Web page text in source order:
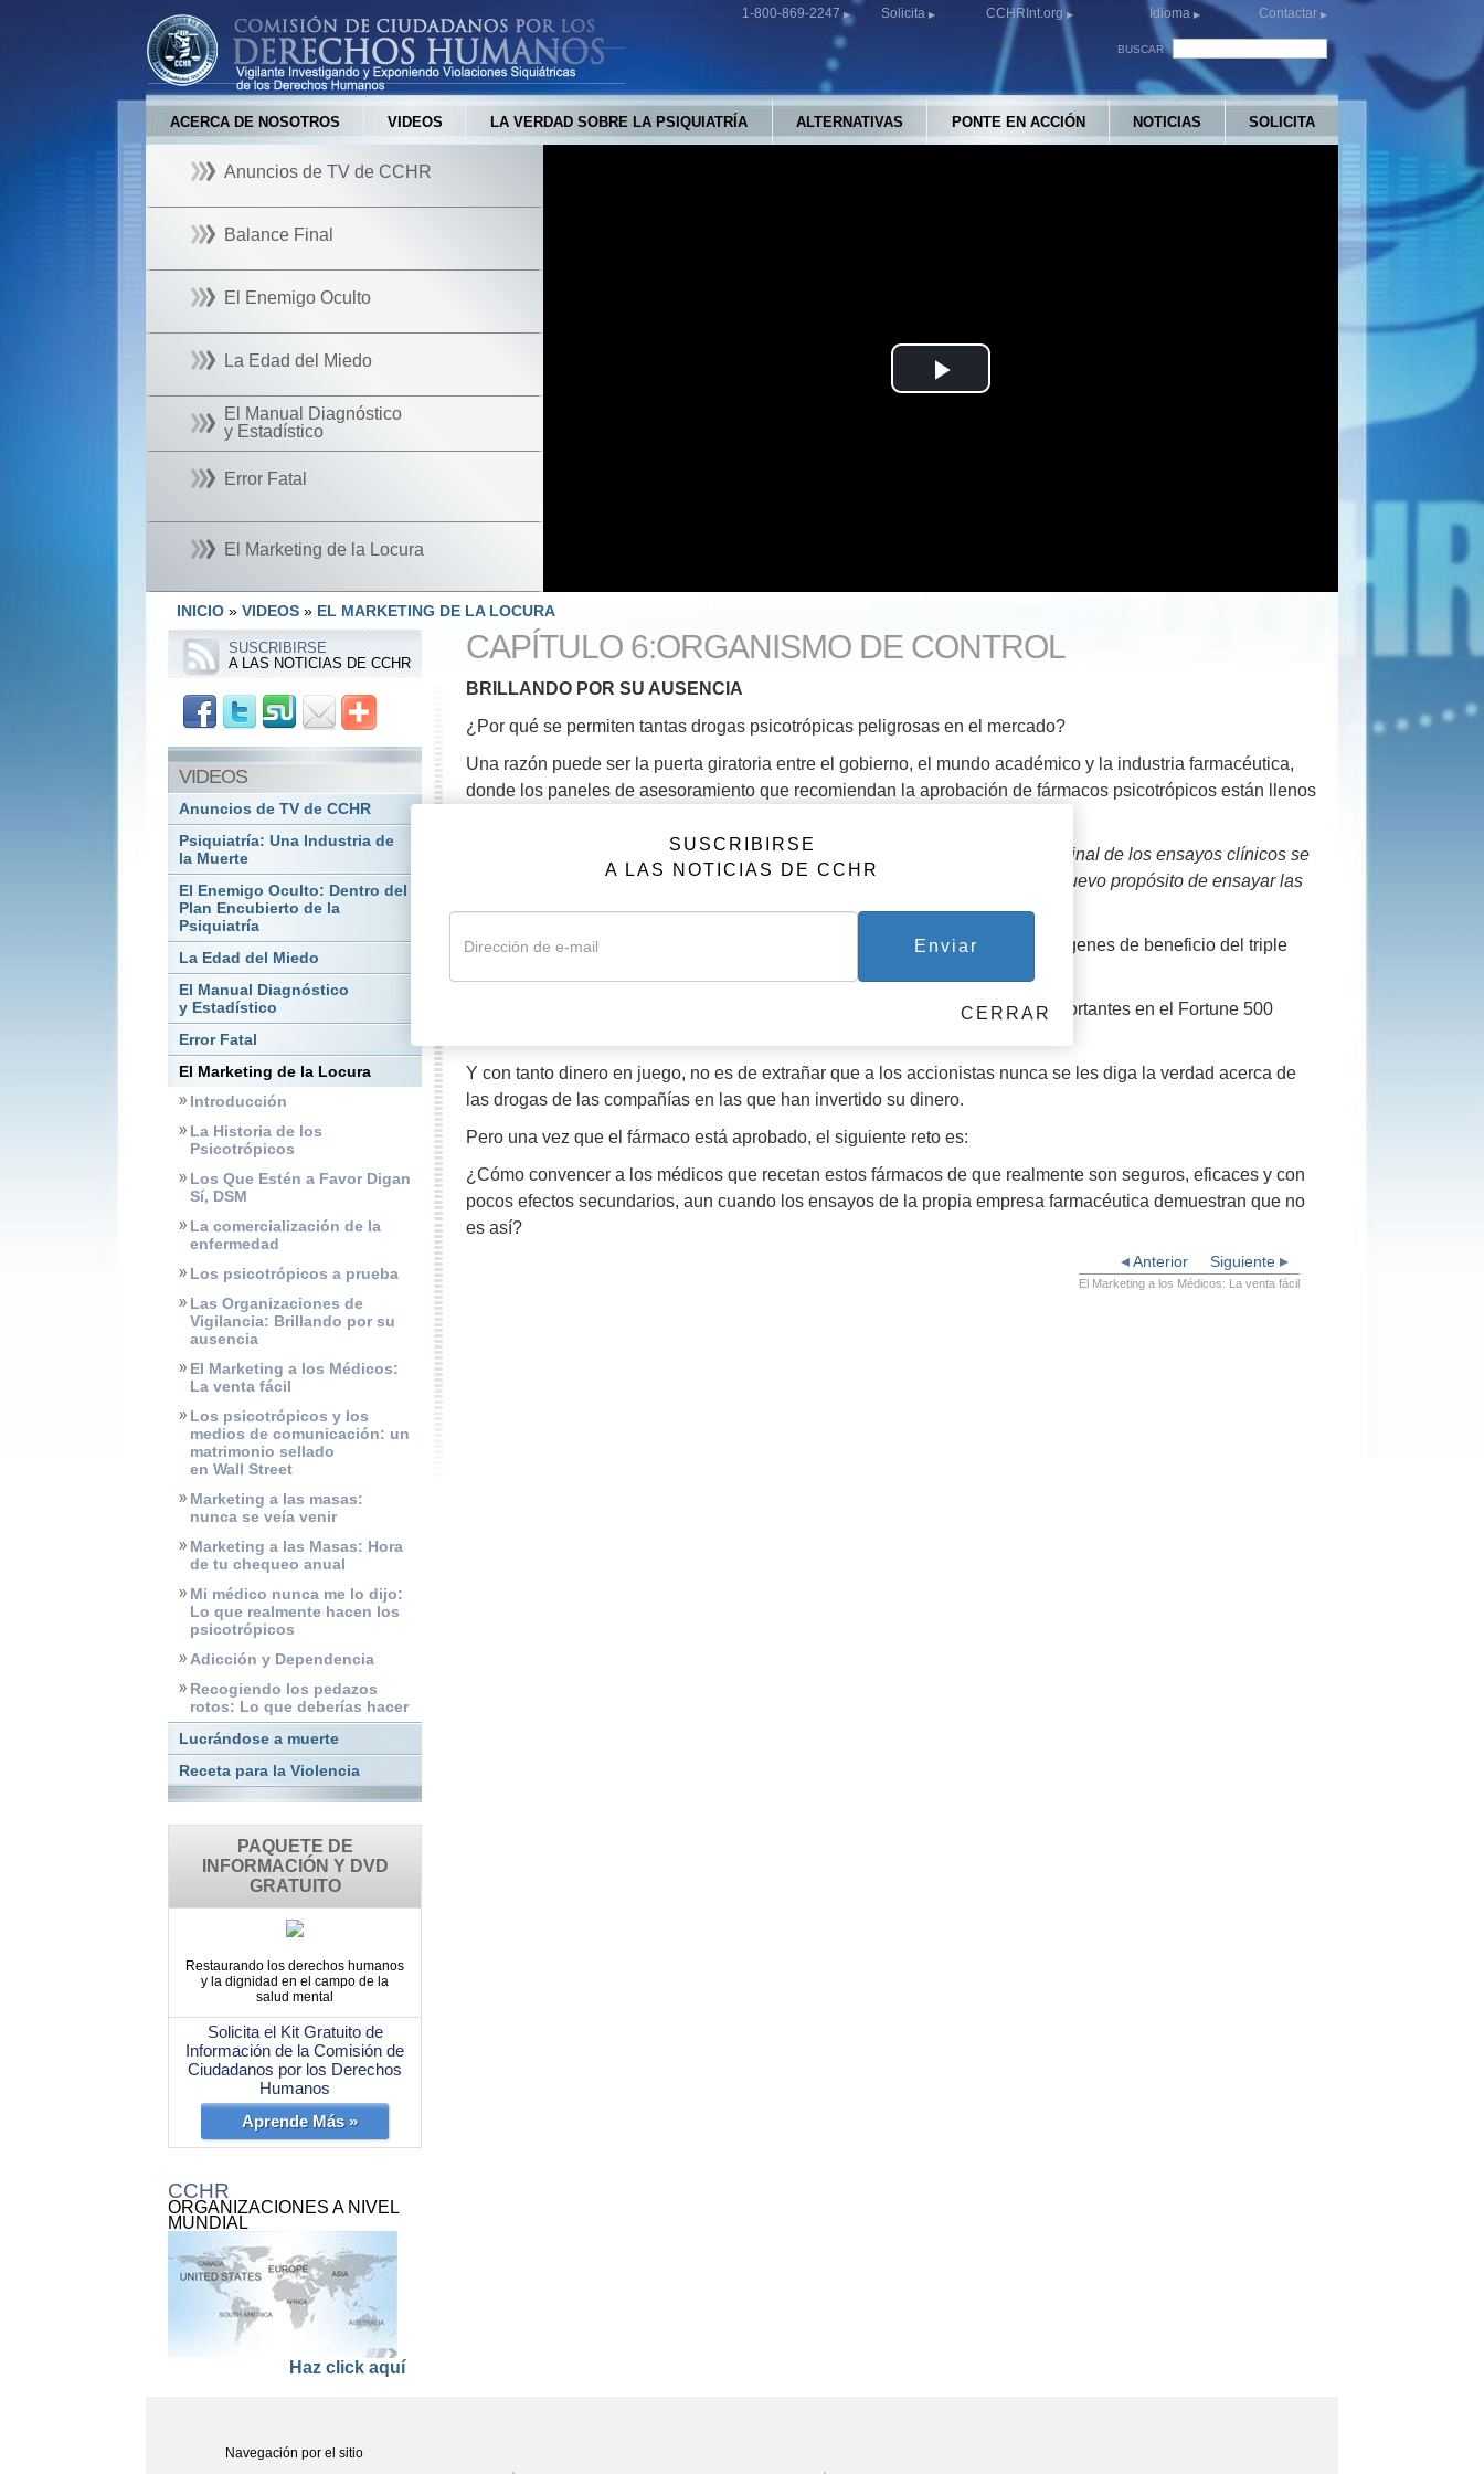
1-800-869-2247 Solicita CCHRInt.org Idioma Contactar
BUSCAR
ACERCA DE NOSOTROS VIDEOS LA VERDAD SOBRE LA PSIQUIATRÍA ALTERNATIVAS PONTE EN ACCIÓN NOTICIAS SOLICITA
Anuncios de TV de CCHR
Balance Final
El Enemigo Oculto
La Edad del Miedo
El Manual Diagnóstico
y Estadístico
Error Fatal
El Marketing de la Locura
Play
INICIO » VIDEOS » EL MARKETING DE LA LOCURA
CAPÍTULO 6:ORGANISMO DE CONTROL
BRILLANDO POR SU AUSENCIA
¿Por qué se permiten tantas drogas psicotrópicas peligrosas en el mercado?
Una razón puede ser la puerta giratoria entre el gobierno, el mundo académico y la industria farmacéutica,
donde los paneles de asesoramiento que recomiendan la aprobación de fármacos psicotrópicos están llenos
Otra podría ser que en vez de actuar como una medida de seguridad, la fase final de los ensayos clínicos se
está convirtiendo en una especie de “investigación post-marketing” y con el nuevo propósito de ensayar las
drogas psicotrópicas para trastornos psiquiátricos adicionales.
Esa es también la razón de que las empresas farmacéuticas disfruten de márgenes de beneficio del triple
De hecho, el total de beneficios de las diez empresas farmacéuticas más importantes en el Fortune 500
Y con tanto dinero en juego, no es de extrañar que a los accionistas nunca se les diga la verdad acerca de
las drogas de las compañías en las que han invertido su dinero.
Pero una vez que el fármaco está aprobado, el siguiente reto es:
¿Cómo convencer a los médicos que recetan estos fármacos de que realmente son seguros, eficaces y con
pocos efectos secundarios, aun cuando los ensayos de la propia empresa farmacéutica demuestran que no
es así?
Siguiente
Anterior
El Marketing a los Médicos: La venta fácil
SUSCRIBIRSE
A LAS NOTICIAS DE CCHR
VIDEOS
Anuncios de TV de CCHR
Psiquiatría: Una Industria de
la Muerte
El Enemigo Oculto: Dentro del
Plan Encubierto de la
Psiquiatría
La Edad del Miedo
El Manual Diagnóstico
y Estadístico
Error Fatal
El Marketing de la Locura
Introducción
La Historia de los
Psicotrópicos
Los Que Estén a Favor Digan
Sí, DSM
La comercialización de la
enfermedad
Los psicotrópicos a prueba
Las Organizaciones de
Vigilancia: Brillando por su
ausencia
El Marketing a los Médicos:
La venta fácil
Los psicotrópicos y los
medios de comunicación: un
matrimonio sellado
en Wall Street
Marketing a las masas:
nunca se veía venir
Marketing a las Masas: Hora
de tu chequeo anual
Mi médico nunca me lo dijo:
Lo que realmente hacen los
psicotrópicos
Adicción y Dependencia
Recogiendo los pedazos
rotos: Lo que deberías hacer
Lucrándose a muerte
Receta para la Violencia
PAQUETE DE
INFORMACIÓN Y DVD
GRATUITO
Restaurando los derechos humanos
y la dignidad en el campo de la
salud mental
Solicita el Kit Gratuito de
Información de la Comisión de
Ciudadanos por los Derechos
Humanos
Aprende Más »
CCHR
ORGANIZACIONES A NIVEL
MUNDIAL
Haz click aquí
Navegación por el sitio
SUSCRIBIRSE
A LAS NOTICIAS DE CCHR
Enviar
CERRAR